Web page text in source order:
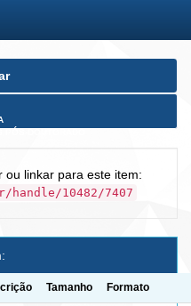
ou linkar para este item:
10482/7407
Tamanho Formato